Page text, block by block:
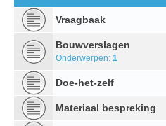
Vraagbaak
Bouwverslagen
Onderwerpen: 1
Doe-het-zelf
Materiaal bespreking